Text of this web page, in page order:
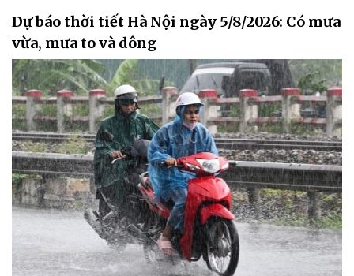
Dự báo thời tiết Hà Nội ngày 5/8/2026: Có mưa
vừa, mưa to và dông